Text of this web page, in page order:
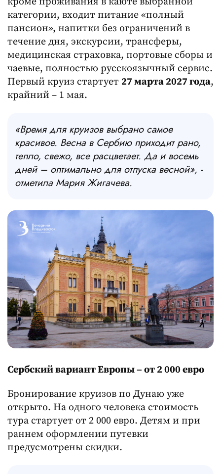
категории, входит питание «полный
пансион», напитки без ограничений в
течение дня, экскурсии, трансферы,
медицинская страховка, портовые сборы и
чаевые, полностью русскоязычный сервис.
Первый круиз стартует 27 марта 2027 года,
крайний – 1 мая.
«Время для круизов выбрано самое
красивое. Весна в Сербию приходит рано,
тепло, свежо, все расцветает. Да и восемь
дней – оптимально для отпуска весной», -
отметила Мария Жигачева.
Сербский вариант Европы – от 2 000 евро
Бронирование круизов по Дунаю уже
открыто. На одного человека стоимость
тура стартует от 2 000 евро. Детям и при
раннем оформлении путевки
предусмотрены скидки.